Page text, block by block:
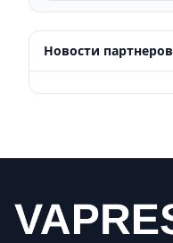
Новости партнеров